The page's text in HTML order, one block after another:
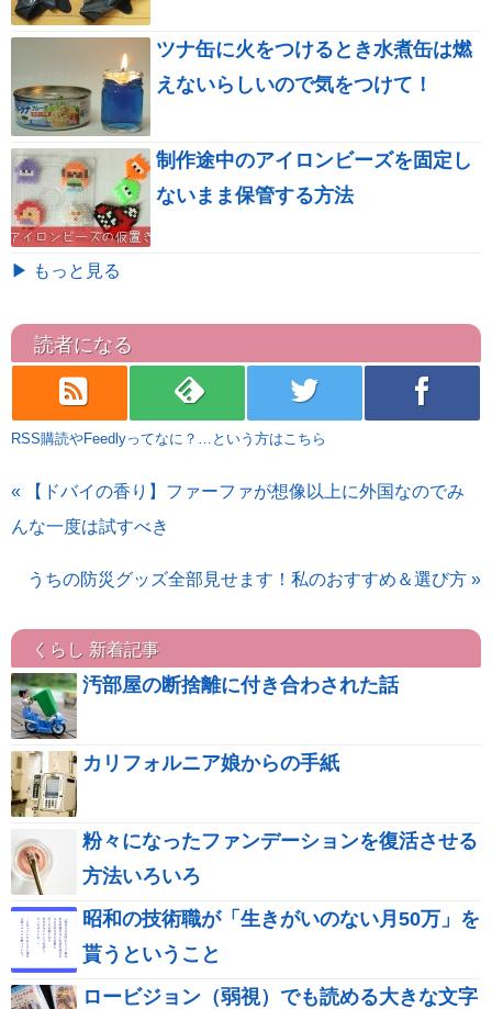
ツナ缶に火をつけるとき水煮缶は燃
えないらしいので気をつけて！
制作途中のアイロンビーズを固定し
ないまま保管する方法
▶ もっと見る
読者になる
rss feedly twitter facebook
RSS購読やFeedlyってなに？…という方はこちら
« 【ドバイの香り】ファーファが想像以上に外国なのでみ
んな一度は試すべき
うちの防災グッズ全部見せます！私のおすすめ＆選び方 »
くらし 新着記事
汚部屋の断捨離に付き合わされた話
カリフォルニア娘からの手紙
粉々になったファンデーションを復活させる
方法いろいろ
昭和の技術職が「生きがいのない月50万」を
貰うということ
ロービジョン（弱視）でも読める大きな文字